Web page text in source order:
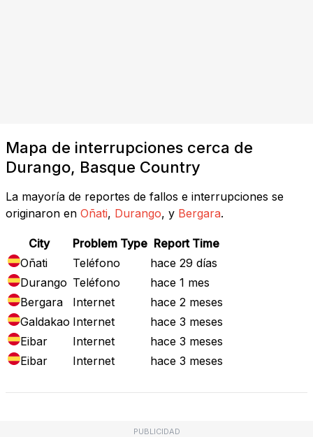
Mapa de interrupciones cerca de
Durango, Basque Country
La mayoría de reportes de fallos e interrupciones se
originaron en Oñati, Durango, y Bergara.
City Problem Type Report Time
Oñati
Teléfono
hace 29 días
Durango Teléfono
hace 1 mes
Bergara
Internet
hace 2 meses
Galdakao Internet
hace 3 meses
Eibar
Internet
hace 3 meses
Eibar
Internet hace 3 meses
PUBLICIDAD